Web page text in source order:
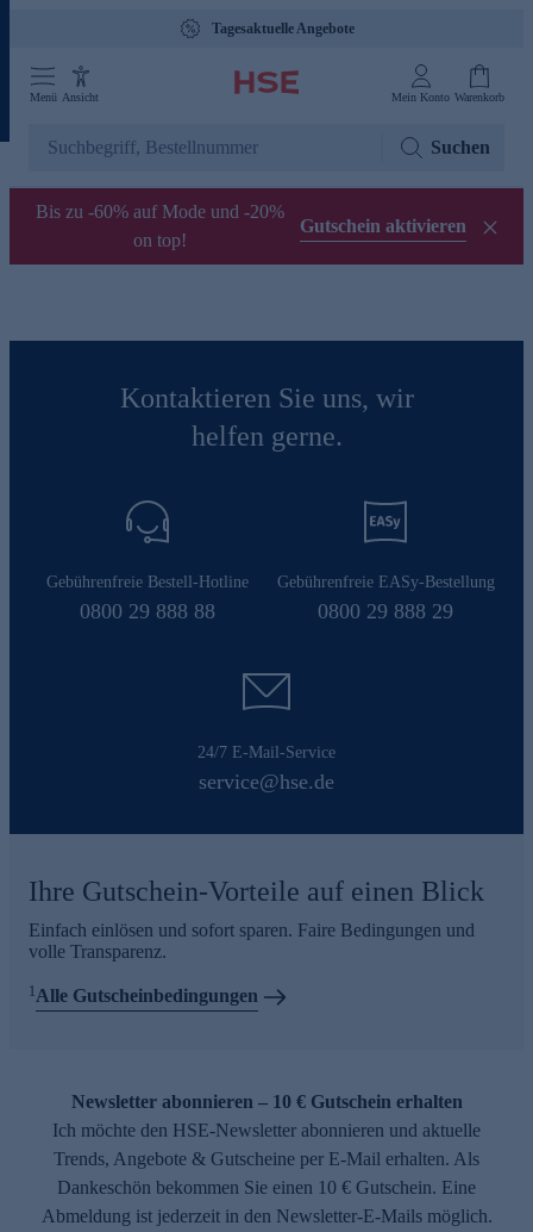
Tagesaktuelle Angebote
Menü Ansicht Mein Konto Warenkorb
Suchen
Bis zu -60% auf Mode und -20%
on top!
Gutschein aktivieren
Kontaktieren Sie uns, wir
helfen gerne.
Gebührenfreie Bestell-Hotline
0800 29 888 88
Gebührenfreie EASy-Bestellung
0800 29 888 29
24/7 E-Mail-Service
service@hse.de
Ihre Gutschein-Vorteile auf einen Blick
Einfach einlösen und sofort sparen. Faire Bedingungen und
volle Transparenz.
1Alle Gutscheinbedingungen
Newsletter abonnieren – 10 € Gutschein erhalten
Ich möchte den HSE-Newsletter abonnieren und aktuelle
Trends, Angebote & Gutscheine per E-Mail erhalten. Als
Dankeschön bekommen Sie einen 10 € Gutschein. Eine
Abmeldung ist jederzeit in den Newsletter-E-Mails möglich.